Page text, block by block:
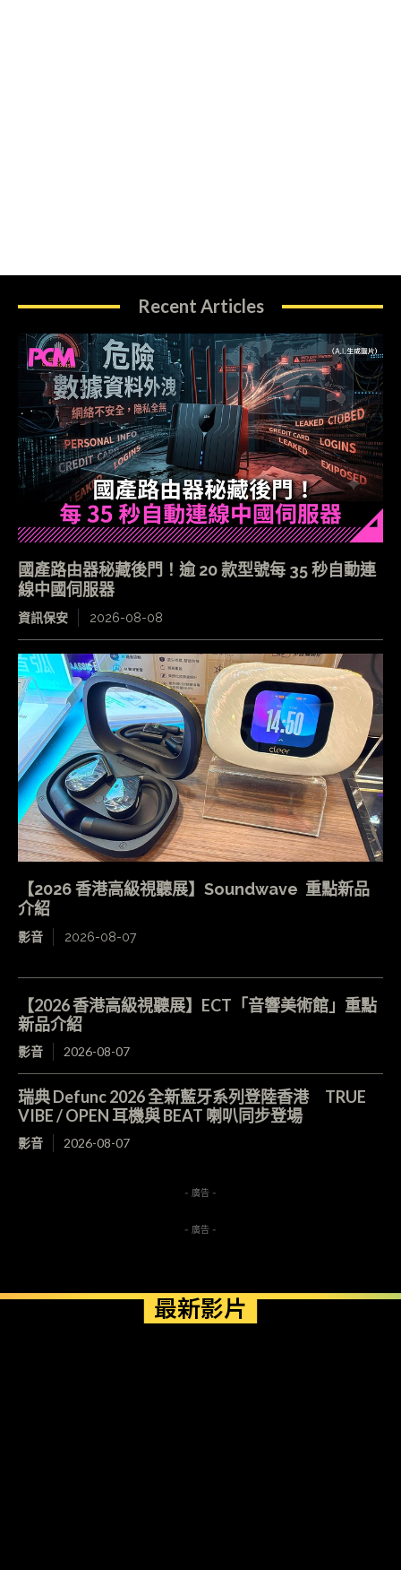
Recent Articles
國產路由器秘藏後門！逾 20 款型號每 35 秒自動連
線中國伺服器
資訊保安 2026-08-08
【2026 香港高級視聽展】Soundwave 重點新品
介紹
影音 2026-08-07
【2026 香港高級視聽展】ECT「音響美術館」重點
新品介紹
影音 2026-08-07
瑞典 Defunc 2026 全新藍牙系列登陸香港 TRUE
VIBE / OPEN 耳機與 BEAT 喇叭同步登場
影音 2026-08-07
- 廣告 -
- 廣告 -
最新影片